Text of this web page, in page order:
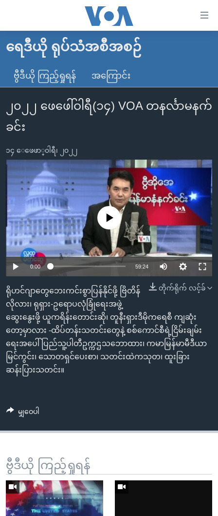
လွယ်ကူ
သည့်
များ
ပင်မ
သို့
ပင်မ
အ
ညွန်း
စာမျက်နှာ
ကြည့်
ရန်
ရှာဖွေ
ရန်
နေရာ
သို့
ကျော်
မူလစာမျက်နှာ
မြန်မာ
ကမ္ဘာ့သတင်းများ
နိုင်ငံတကာ
အမေရိကန်
အစ္စရေး-ပါလက်စတိုင်း
ဗွီဒီယို
သတင်းလွတ်လပ်ခွင့်
အင်္ဂလိပ်စာလေ့လာမယ်
အမေရိကန်သုံးအီဒီယံ
မကြေးမုံရဲ့ အင်္ဂလိပ်စာ
ရုပ်ရှင်ထဲက အင်္ဂလိပ်စာ
သုတပဒေသာ အင်္ဂလိပ်စာ
အပတ်စဉ်ကဏ္ဍများ
ရေဒီယို
ရေဒီယိုနှင့်ရုပ်သံ အချက်အလက်များ
ရေဒီယို/တီဗွီအစီအစဉ်
Learning English
ဗွီအိုအေ လူမှုကွန်ယက်များ
ဘာသာစကားများ
ရေဒီယို ရုပ်သံအစီအစဉ်
ဗွီဒီယို ကြည့်ရှုရန် အကြောင်း
၂၀၂၂ ဖေဖေါ်ဝါရီ(၁၄) VOA တနင်္လာမနက်
ခင်း
၁၄ ေဖေဖာ္၀ါရီ၊ ၂၀၂၂
No media source currently available
0:00 59:24
တိုက်ရိုက် လင့်ခ်
ရိုဟင်ဂျာတွေဘေးကင်းစွာပြန်နိုင်ဖို့ ဗြိတိန်
လိုလား၊ ရုရှား-ဥရောပလုံခြုံရေးအဖွဲ့
ဆွေးနွေးဖို့ ယူကရိန်းတောင်းဆို၊ တူနီးရှားဒီမိုကရေစီ ကျဆုံး
တော့မှာလား -ထိပ်တန်းသတင်းတွေနဲ့ စစ်ကောင်စီရဲ့ငြိမ်းချမ်း
ရေးအပေါ် ပြည်သူ့ပါတီဥက္ကဌသဘောထား၊ ကမာမြန်မာမီဒီယာ
မြင်ကွင်း၊ သောတရှင်ပေးစာ၊ သတင်းထဲကသုတ၊ ထူးခြား
ဆန်းပြားသတင်း။
မျှဝေပါ
ဗွီဒီယို ကြည့်ရှုရန်